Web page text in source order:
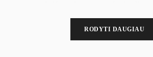
Šis „viskas viename“ stovas su 5
krosnelei, kavos virimo aparatui,
RODYTI DAUGIAU